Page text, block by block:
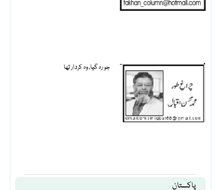
جو رہ گیا، وہ کردار تھا
پاکستان